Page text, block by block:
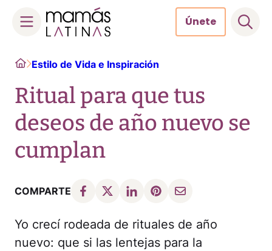
content
Únete
HomeEstilo de Vida e Inspiración
Ritual para que tus
deseos de año nuevo se
cumplan
COMPARTE
Yo crecí rodeada de rituales de año
nuevo: que si las lentejas para la